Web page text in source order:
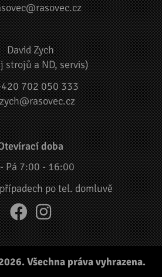
David Zych
strojů a ND, servis)
702 050 333
doba
Pá 7:00 - 16:00
po tel. domluvě
Všechna práva vyhrazena.